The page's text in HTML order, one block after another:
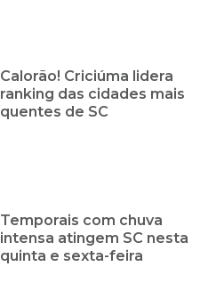
Calorão! Criciúma lidera
ranking das cidades mais
quentes de SC
Temporais com chuva
intensa atingem SC nesta
quinta e sexta-feira